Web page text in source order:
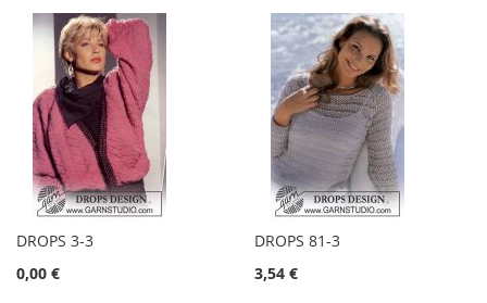
DROPS 3-3
0,00 €
DROPS 81-3
3,54 €